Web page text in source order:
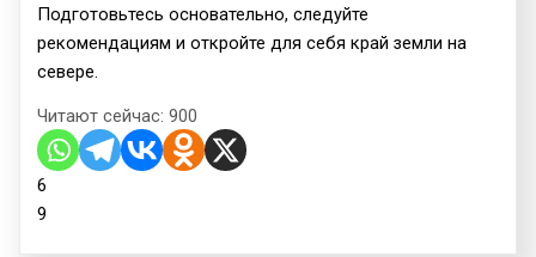
Подготовьтесь основательно, следуйте
рекомендациям и откройте для себя край земли на
севере.
Читают сейчас: 900
6
9